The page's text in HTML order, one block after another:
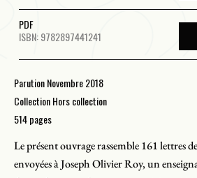
PDF
ISBN: 9782897441241
Parution Novembre 2018
Collection Hors collection
514 pages
Le présent ouvrage rassemble 161 lettres
envoyées à Joseph Olivier Roy, un